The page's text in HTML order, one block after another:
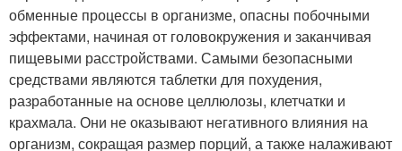
обменные процессы в организме, опасны побочными
эффектами, начиная от головокружения и заканчивая
пищевыми расстройствами. Самыми безопасными
средствами являются таблетки для похудения,
разработанные на основе целлюлозы, клетчатки и
крахмала. Они не оказывают негативного влияния на
организм, сокращая размер порций, а также налаживают